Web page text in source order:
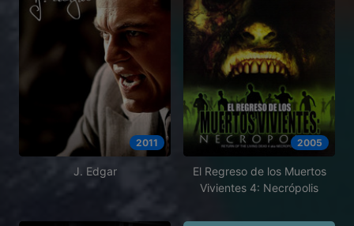
2011
J. Edgar
2005
El Regreso de los Muertos
Vivientes 4: Necrópolis